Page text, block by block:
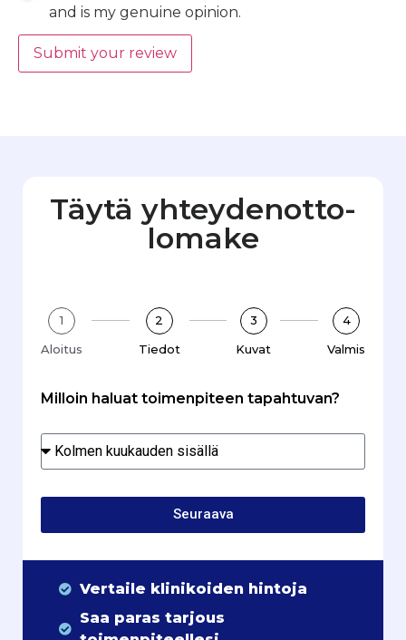
and is my genuine opinion.
Submit your review
Täytä yhteydenotto­
lomake
1
Aloitus
2
Tiedot
3
Kuvat
4
Valmis
Milloin haluat toimenpiteen tapahtuvan?
Seuraava
Vertaile klinikoiden hintoja
Saa paras tarjous